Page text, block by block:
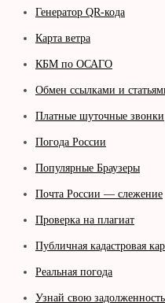
Генератор QR-кода
Карта ветра
КБМ по ОСАГО
Обмен ссылками и
Платные шуточные звонки
Погода России
Популярные Браузеры
Почта России — слежение
Проверка на плагиат
Публичная кадастровая
Реальная погода
Узнай свою